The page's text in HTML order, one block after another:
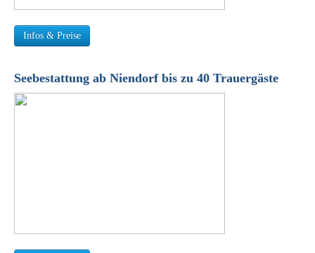
Infos & Preise
Seebestattung ab Niendorf bis zu 40 Trauergäste